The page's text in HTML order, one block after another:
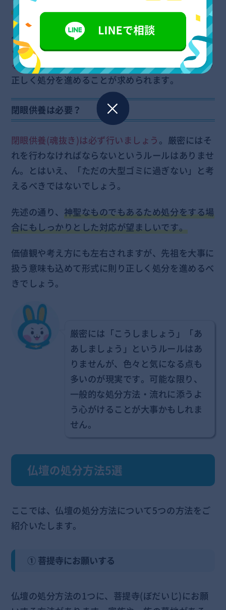
しょう。
人によって価値観は様々ですが、仏壇を粗末に扱う
ことで祟られたり不幸が舞い込むようなことになっ
るかもしれませんので、迷信と捉えずに形式に則り
正しく処分を進めることが求められます。
閉眼供養は必要？
閉眼供養(魂抜き)は必ず行いましょう。厳密にはそ
れを行わなければならないというルールはありませ
ん。とはいえ、「ただの大型ゴミに過ぎない」と考
えるべきではないでしょう。
先述の通り、 神聖なものでもあるため処分をする場
合にもしっかりとした対応が望ましいです。
価値観や考え方にも左右されますが、先祖を大事に
扱う意味も込めて形式に則り正しく処分を進めるべ
きでしょう。
厳密には「こうしましょう」「あ
あしましょう」というルールはあ
りませんが、色々と気になる点も
多いのが現実です。可能な限り、
一般的な処分方法・流れに添うよ
う心がけることが大事かもしれま
せん。
仏壇の処分方法5選
ここでは、仏壇の処分方法について5つの方法をご
紹介いたします。
① 菩提寺にお願いする
仏壇の処分方法の1つに、菩提寺(ぼだいじ)にお願